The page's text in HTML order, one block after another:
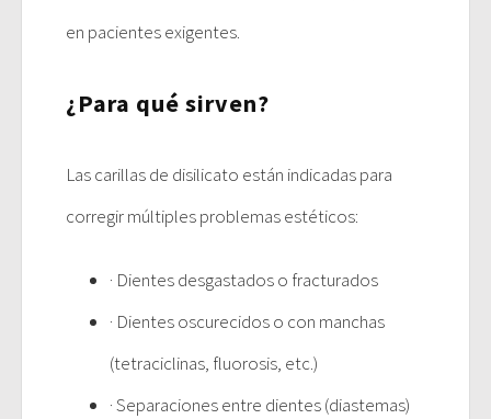
en pacientes exigentes.
¿Para qué sirven?
Las carillas de disilicato están indicadas para
corregir múltiples problemas estéticos:
· Dientes desgastados o fracturados
· Dientes oscurecidos o con manchas
(tetraciclinas, fluorosis, etc.)
· Separaciones entre dientes (diastemas)